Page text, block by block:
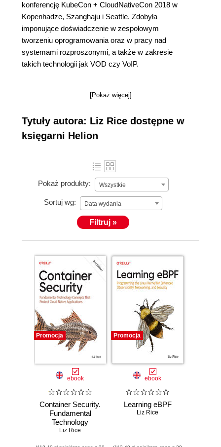
konferencję KubeCon + CloudNativeCon 2018 w
Kopenhadze, Szanghaju i Seattle. Zdobyła
imponujące doświadczenie w zespołowym
tworzeniu oprogramowania oraz w pracy nad
systemami rozproszonymi, a także w zakresie
takich technologii jak VOD czy VoIP.
[Pokaż więcej]
Tytuły autora: Liz Rice dostępne w
księgarni Helion
Pokaż produkty: Wszystkie
Sortuj wg: Data wydania
Filtruj »
Promocja
ebook
Container Security.
Fundamental
Technology
Concepts That
Liz Rice
Promocja
ebook
Learning eBPF
Liz Rice